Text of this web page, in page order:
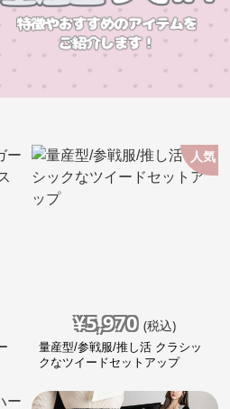
人気
¥5,970 (税込)
量産型/参戦服/推し活 クラシッ
クなツイードセットアップ